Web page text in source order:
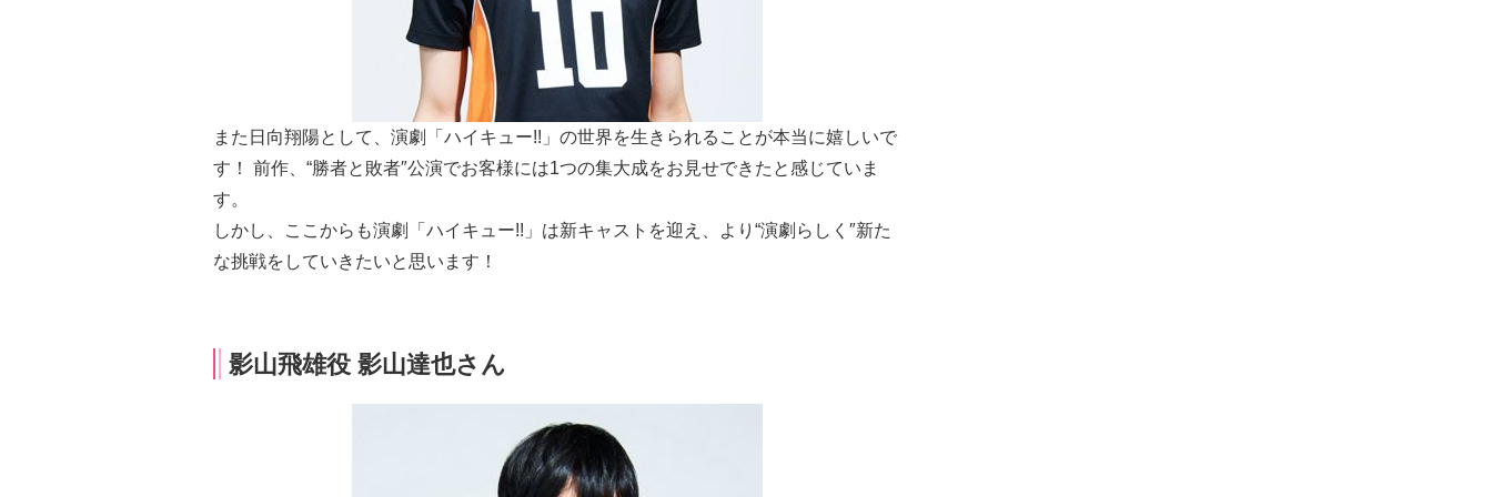
また日向翔陽として、演劇「ハイキュー!!」の世界を生きられることが本当に嬉しいで
す！ 前作、“勝者と敗者″公演でお客様には1つの集大成をお見せできたと感じていま
す。
しかし、ここからも演劇「ハイキュー!!」は新キャストを迎え、より“演劇らしく″新た
な挑戦をしていきたいと思います！
影山飛雄役 影山達也さん